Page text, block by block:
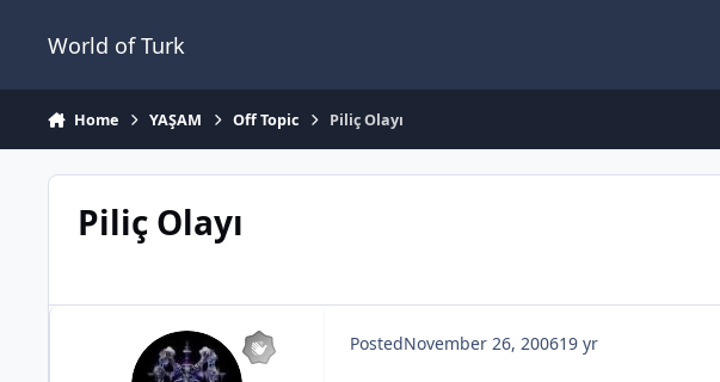
World of Turk
Home YAŞAM Off Topic Piliç Olayı
Piliç Olayı
PostedNovember 26, 200619 yr